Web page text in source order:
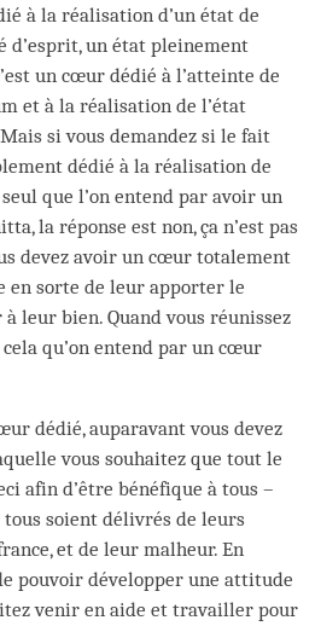
à la réalisation d’un état de
d’esprit, un état pleinement
un cœur dédié à l’atteinte de
et à la réalisation de l’état
si vous demandez si le fait
dédié à la réalisation de
que l’on entend par avoir un
la réponse est non, ça n’est pas
devez avoir un cœur totalement
en sorte de leur apporter le
leur bien. Quand vous réunissez
cela qu’on entend par un cœur
dédié, auparavant vous devez
vous souhaitez que tout le
afin d’être bénéfique à tous –
soient délivrés de leurs
et de leur malheur. En
pouvoir développer une attitude
venir en aide et travailler pour